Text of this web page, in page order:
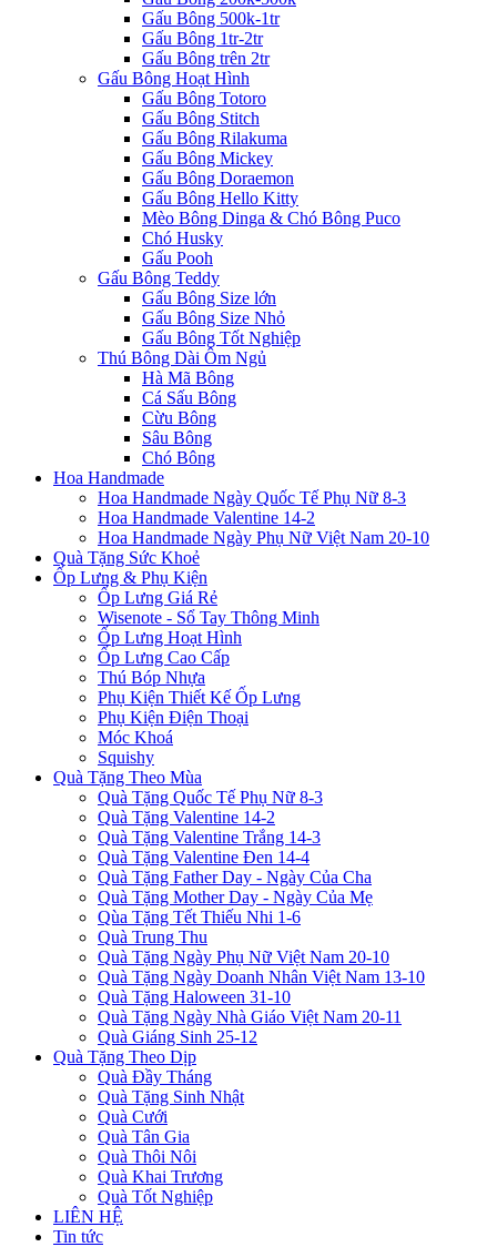
Gấu Bông 500k-1tr
Gấu Bông 1tr-2tr
Gấu Bông trên 2tr
Gấu Bông Hoạt Hình
Gấu Bông Totoro
Gấu Bông Stitch
Gấu Bông Rilakuma
Gấu Bông Mickey
Gấu Bông Doraemon
Gấu Bông Hello Kitty
Mèo Bông Dinga & Chó Bông Puco
Chó Husky
Gấu Pooh
Gấu Bông Teddy
Gấu Bông Size lớn
Gấu Bông Size Nhỏ
Gấu Bông Tốt Nghiệp
Thú Bông Dài Ôm Ngủ
Hà Mã Bông
Cá Sấu Bông
Cừu Bông
Sâu Bông
Chó Bông
Hoa Handmade
Hoa Handmade Ngày Quốc Tế Phụ Nữ 8-3
Hoa Handmade Valentine 14-2
Hoa Handmade Ngày Phụ Nữ Việt Nam 20-10
Quà Tặng Sức Khoẻ
Ốp Lưng & Phụ Kiện
Ốp Lưng Giá Rẻ
Wisenote - Sổ Tay Thông Minh
Ốp Lưng Hoạt Hình
Ốp Lưng Cao Cấp
Thú Bóp Nhựa
Phụ Kiện Thiết Kế Ốp Lưng
Phụ Kiện Điện Thoại
Móc Khoá
Squishy
Quà Tặng Theo Mùa
Quà Tặng Quốc Tế Phụ Nữ 8-3
Quà Tặng Valentine 14-2
Quà Tặng Valentine Trắng 14-3
Quà Tặng Valentine Đen 14-4
Quà Tặng Father Day - Ngày Của Cha
Quà Tặng Mother Day - Ngày Của Mẹ
Qùa Tặng Tết Thiếu Nhi 1-6
Quà Trung Thu
Quà Tặng Ngày Phụ Nữ Việt Nam 20-10
Quà Tặng Ngày Doanh Nhân Việt Nam 13-10
Quà Tặng Haloween 31-10
Quà Tặng Ngày Nhà Giáo Việt Nam 20-11
Quà Giáng Sinh 25-12
Quà Tặng Theo Dịp
Quà Đầy Tháng
Quà Tặng Sinh Nhật
Quà Cưới
Quà Tân Gia
Quà Thôi Nôi
Quà Khai Trương
Quà Tốt Nghiệp
LIÊN HỆ
Tin tức